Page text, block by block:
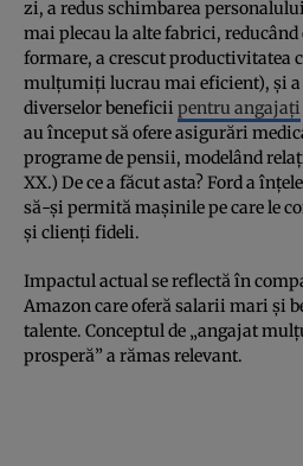
zi, a redus schimbarea
mai plecau la alte fabrici,
formare, a crescut
mulțumiți lucrau mai eficient), și
diverselor beneficii pentru angajați
au început să ofere asigurări
programe de pensii, modelând
XX.) De ce a făcut asta? Ford a
să-și permită mașinile pe care le
și clienți fideli.
Impactul actual se reflectă în
Amazon care oferă salarii mari și
talente. Conceptul de „angajat
prosperă” a rămas relevant.